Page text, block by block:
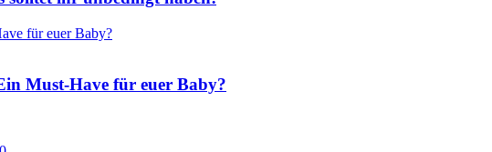
Must-Have für euer Baby?